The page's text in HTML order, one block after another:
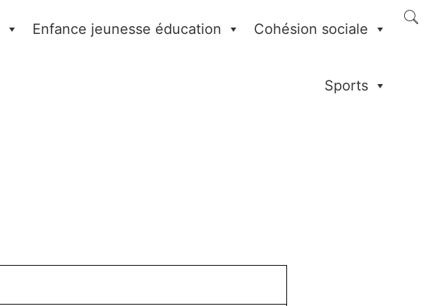
Enfance jeunesse éducation Cohésion sociale
Sports